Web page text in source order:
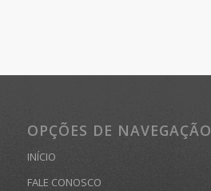
OPÇÕES DE NAVEGAÇÃO
INÍCIO
FALE CONOSCO